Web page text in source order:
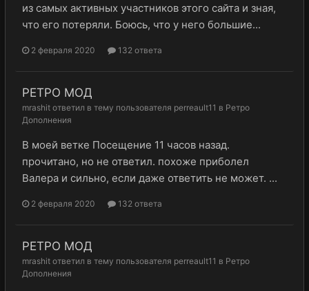
из самых активных участников этого сайта и зная,
что его потеряли. Боюсь, что у него большие...
2 февраля 2020 132 ответа
РЕТРО МОД
mrashit ответил в тему пользователя perreault11 в Ретро
Дополнения
В моей ветке Посещение 11 часов назад.
прочитано, но не ответил. похоже приболел
Валера и сильно, если даже ответить не может. ...
2 февраля 2020 132 ответа
РЕТРО МОД
mrashit ответил в тему пользователя perreault11 в Ретро
Дополнения